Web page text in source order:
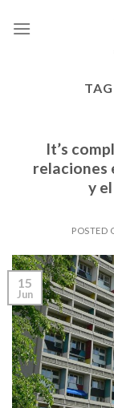
It’s
relaciones
y
POSTED
15
Jun